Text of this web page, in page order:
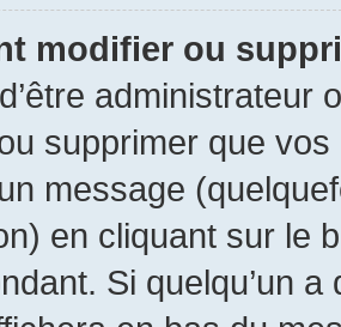
modifier ou
administrateur
supprimer que
message
en cliquant sur le
Si quelqu’un